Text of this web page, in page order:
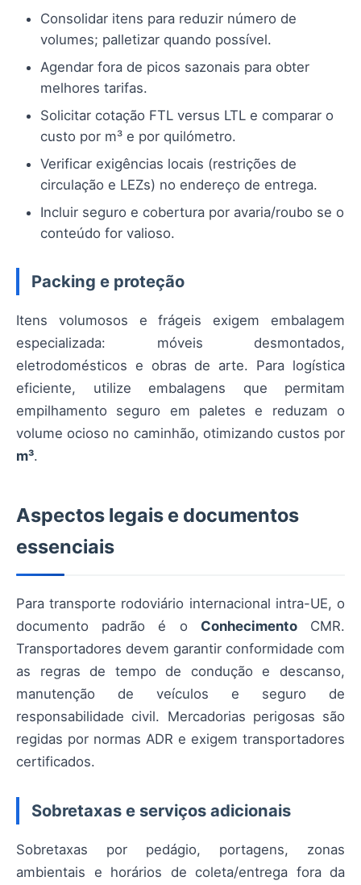
Consolidar itens para reduzir número de
volumes; palletizar quando possível.
Agendar fora de picos sazonais para obter
melhores tarifas.
Solicitar cotação FTL versus LTL e comparar o
custo por m³ e por quilómetro.
Verificar exigências locais (restrições de
circulação e LEZs) no endereço de entrega.
Incluir seguro e cobertura por avaria/roubo se o
conteúdo for valioso.
Packing e proteção
Itens volumosos e frágeis exigem embalagem
especializada: móveis desmontados,
eletrodomésticos e obras de arte. Para logística
eficiente, utilize embalagens que permitam
empilhamento seguro em paletes e reduzam o
volume ocioso no caminhão, otimizando custos por
m³.
Aspectos legais e documentos
essenciais
Para transporte rodoviário internacional intra-UE, o
documento padrão é o ConhecimentoCMR.
Transportadores devem garantir conformidade com
as regras de tempo de condução e descanso,
manutenção de veículos e seguro de
responsabilidade civil. Mercadorias perigosas são
regidas por normas ADR e exigem transportadores
certificados.
Sobretaxas e serviços adicionais
Sobretaxas por pedágio, portagens, zonas
ambientais e horários de coleta/entrega fora da